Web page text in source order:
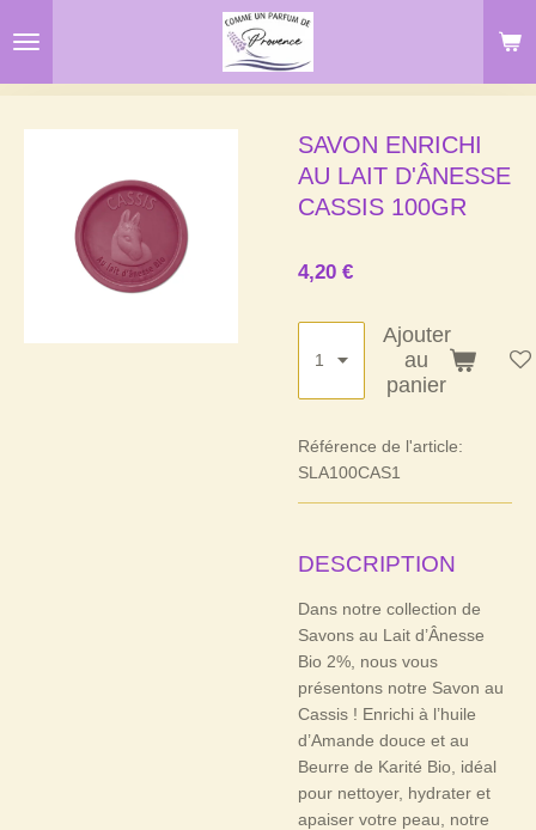
au
SAVON ENRICHI
AU LAIT D'ÂNESSE
CASSIS 100GR
4,20 €
Ajouter
au
panier
Référence de l'article:
SLA100CAS1
DESCRIPTION
Dans notre collection de
Savons au Lait d’Ânesse
Bio 2%, nous vous
présentons notre Savon au
Cassis ! Enrichi à l’huile
d’Amande douce et au
Beurre de Karité Bio, idéal
pour nettoyer, hydrater et
apaiser votre peau, notre